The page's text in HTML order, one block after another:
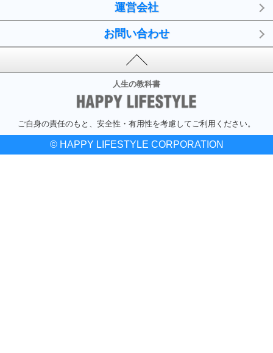
運営会社
お問い合わせ
人生の教科書
ご自身の責任のもと、安全性・有用性を考慮してご利用ください。
© HAPPY LIFESTYLE CORPORATION